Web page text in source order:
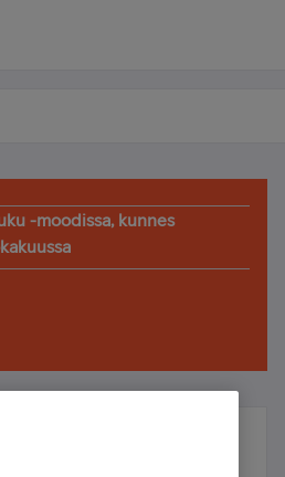
-moodissa, kunnes
ja voita!